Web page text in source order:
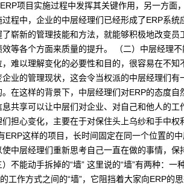
项目实施过程中发挥其关键作用，另一方
程中，企业的中层经理们已经形成了ERP系
崭新的管理技能和方法，就能够积极地改变
等各个方面来质量的提升。 （二）中层经理不
难以理解变化的必要性和目的，很容易在不知
业的管理现状，这会令当权派的中层经理们
在这样的背景下，中层经理们对ERP的态度自
共享可以让中层们对企业、对自己和他人的
担心变化，主要在于对保住头上乌纱和手中权
ERP这样的项目，长时间固定在同一个位置的
中层经理们重新思考自己一直在做的事情，
不能动手拆掉的“墙” 这里说的“墙”有两种：
工作方式之间的“墙”，它阻挡着大家向ERP的